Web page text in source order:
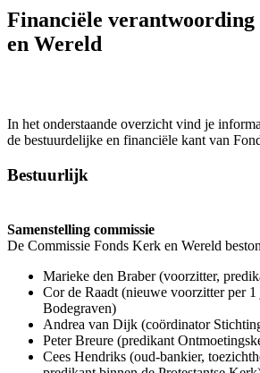
Financiële
en Wereld
In het onderstaande overzicht vind je
de bestuurdelijke en financiële kant van
Bestuurlijk
Samenstelling commissie
De Commissie Fonds Kerk en Wereld
Marieke den Braber (voorzitter,
Cor de Raadt (nieuwe voorzitter per
Bodegraven)
Andrea van Dijk (coördinator
Peter Breure (predikant
Cees Hendriks (oud-bankier,